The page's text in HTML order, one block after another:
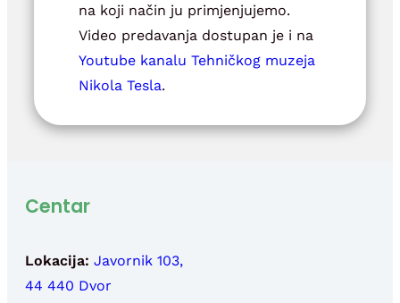
na koji način ju primjenjujemo.
Video predavanja dostupan je i na
Youtube kanalu Tehničkog muzeja
Nikola Tesla.
Centar
Lokacija: Javornik 103,
44 440 Dvor